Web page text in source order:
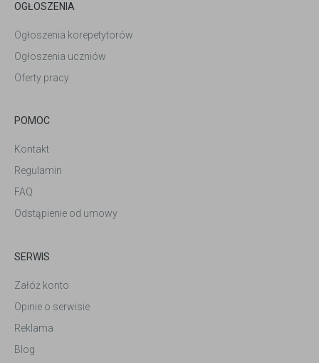
OGŁOSZENIA
Ogłoszenia korepetytorów
Ogłoszenia uczniów
Oferty pracy
POMOC
Kontakt
Regulamin
FAQ
Odstąpienie od umowy
SERWIS
Załóż konto
Opinie o serwisie
Reklama
Blog